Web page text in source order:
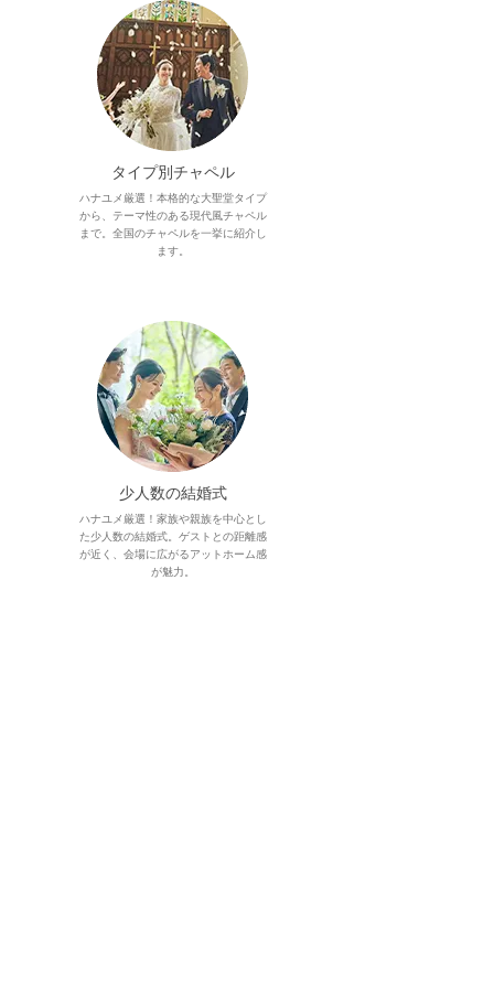
タイプ別チャペル
ハナユメ厳選！本格的な大聖堂タイプ
から、テーマ性のある現代風チャペル
まで。全国のチャペルを一挙に紹介し
ます。
少人数の結婚式
ハナユメ厳選！家族や親族を中心とし
た少人数の結婚式。ゲストとの距離感
が近く、会場に広がるアットホーム感
が魅力。